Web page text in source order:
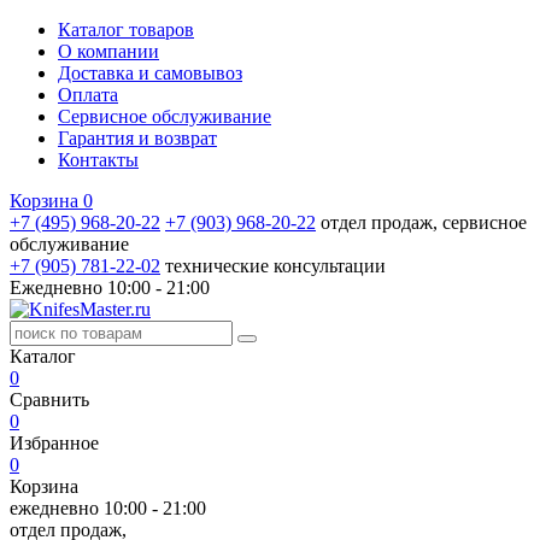
Каталог товаров
О компании
Доставка и самовывоз
Оплата
Сервисное обслуживание
Гарантия и возврат
Контакты
Корзина 0
+7 (495) 968-20-22 +7 (903) 968-20-22 отдел продаж, сервисное
обслуживание
+7 (905) 781‑22‑02 технические консультации
Ежедневно 10:00 - 21:00
Каталог
0
Сравнить
0
Избранное
0
Корзина
ежедневно 10:00 - 21:00
отдел продаж,